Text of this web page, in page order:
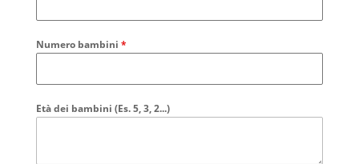
Numero bambini *
Età dei bambini (Es. 5, 3, 2...)